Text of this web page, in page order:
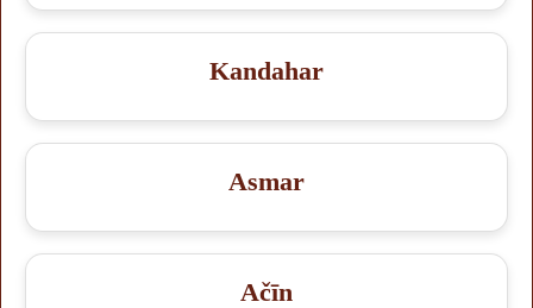
Kandahar
Asmar
Ačīn